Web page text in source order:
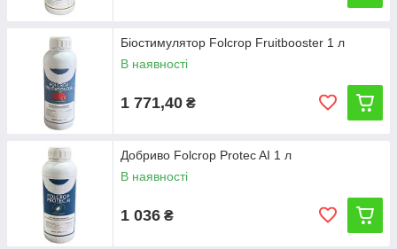
Біостимулятор Folcrop Fruitbooster 1 л
В наявності
1 771,40 ₴
Добриво Folcrop Protec AI 1 л
В наявності
1 036 ₴